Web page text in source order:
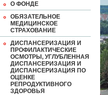
О ФОНДЕ
ОБЯЗАТЕЛЬНОЕ
МЕДИЦИНСКОЕ
СТРАХОВАНИЕ
ДИСПАНСЕРИЗАЦИЯ И
ПРОФИЛАКТИЧЕСКИЕ
ОСМОТРЫ, УГЛУБЛЕННАЯ
ДИСПАНСЕРИЗАЦИЯ И
ДИСПАНСЕРИЗАЦИЯ ПО
ОЦЕНКЕ
РЕПРОДУКТИВНОГО
ЗДОРОВЬЯ